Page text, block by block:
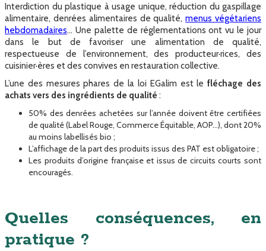
Interdiction du plastique à usage unique, réduction du gaspillage
alimentaire, denrées alimentaires de qualité,menus végétariens
hebdomadaires… Une palette de réglementations ont vu le jour
dans le but de favoriser une alimentation de qualité,
respectueuse de l’environnement, des producteur·rices, des
cuisinier·ères et des convives en restauration collective.
L’une des mesures phares de la loi EGalim est lefléchage des
achats vers des ingrédients de qualité :
50% des denrées achetées sur l’année doivent être certifiées
de qualité (Label Rouge, Commerce Équitable, AOP…), dont 20%
au moins labellisés bio ;
L’affichage de la part des produits issus des PAT est obligatoire ;
Les produits d’origine française et issus de circuits courts sont
encouragés.
Quelles conséquences, en
pratique ?